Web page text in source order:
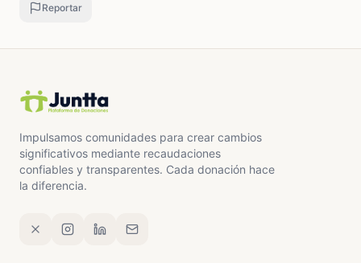
Reportar
Impulsamos comunidades para crear cambios
significativos mediante recaudaciones
confiables y transparentes. Cada donación hace
la diferencia.